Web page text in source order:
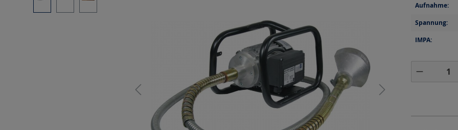
Aufnahme:
Spannung:
IMPA: